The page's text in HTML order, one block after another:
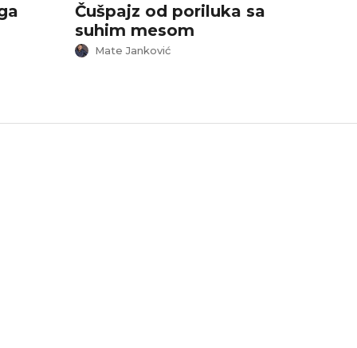
Čušpajz od poriluka sa
suhim mesom
Mate Janković